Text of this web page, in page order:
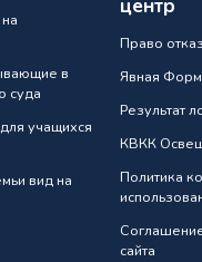
в
суда
учащихся
вид на
центр
Право
Явная
Результат
КВКК
Политика
сайта